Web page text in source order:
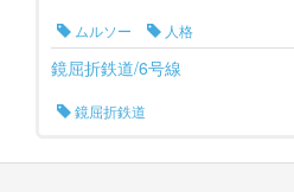
ムルソー
人格
鏡屈折鉄道/6号線
鏡屈折鉄道